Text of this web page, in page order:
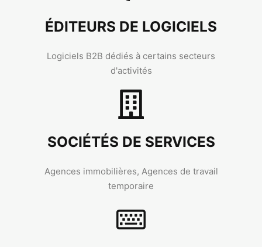
ÉDITEURS DE LOGICIELS
Logiciels B2B dédiés à certains secteurs
d'activités
SOCIÉTÉS DE SERVICES
Agences immobilières, Agences de travail
temporaire